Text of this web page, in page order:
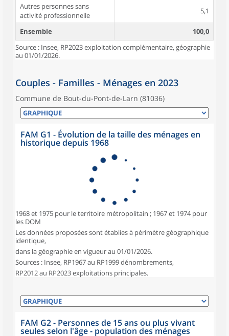
Autres personnes sans
activité professionnelle
5,1
Ensemble
100,0
Source : Insee, RP2023 exploitation complémentaire, géographie
au 01/01/2026.
Couples - Familles - Ménages en 2023
Commune de Bout-du-Pont-de-Larn (81036)
FAM G1 - Évolution de la taille des ménages en
historique depuis 1968
1968 et 1975 pour le territoire métropolitain ; 1967 et 1974 pour
les DOM
Les données proposées sont établies à périmètre géographique
identique,
dans la géographie en vigueur au 01/01/2026.
Sources : Insee, RP1967 au RP1999 dénombrements,
RP2012 au RP2023 exploitations principales.
FAM G2 - Personnes de 15 ans ou plus vivant
seules selon l'âge - population des ménages